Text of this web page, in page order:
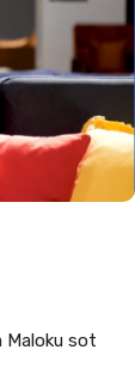
Maloku sot